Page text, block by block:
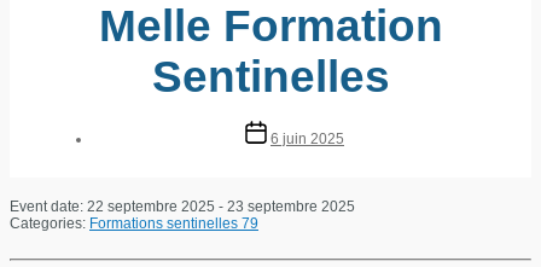
Melle Formation
Sentinelles
6 juin 2025
Event date: 22 septembre 2025 - 23 septembre 2025
Categories: Formations sentinelles 79